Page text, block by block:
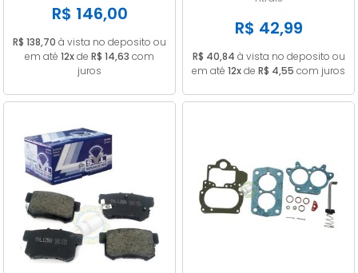
R$ 146,00
R$ 138,70 à vista no deposito ou
em até 12xde R$ 14,63 com
juros
R$ 42,99
R$ 40,84 à vista no deposito ou
em até 12xde R$ 4,55 com juros